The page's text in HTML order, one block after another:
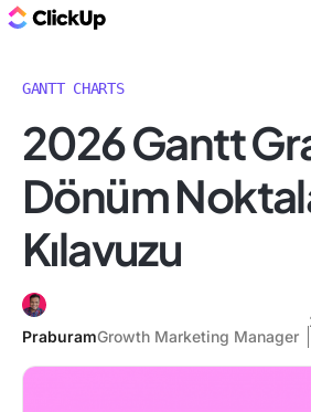
GANTT CHARTS
2026 Gantt
Dönüm
Kılavuzu
PraburamGrowth Marketing Manager